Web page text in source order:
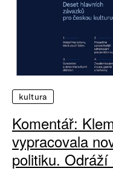
kultura
Komentář:
vypracovala
politiku.